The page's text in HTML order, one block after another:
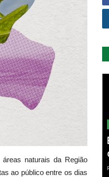
naturais da Região
ao público entre os dias